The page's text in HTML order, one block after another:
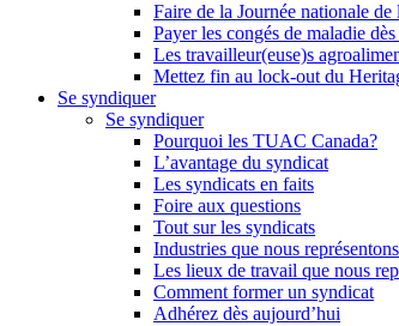
Faire de la Journée nationale
Payer les congés de maladie
Les travailleur(euse)s
Mettez fin au lock-out du
Se syndiquer
Se syndiquer
Pourquoi les TUAC Canada?
L’avantage du syndicat
Les syndicats en faits
Foire aux questions
Tout sur les syndicats
Industries que nous représentons
Les lieux de travail que nous
Comment former un syndicat
Adhérez dès aujourd’hui